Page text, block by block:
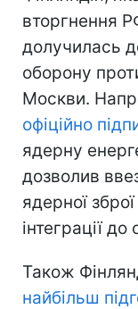
вторгнення
долучилась
оборону
Москви.
офіційно
ядерну
дозволив
ядерної
інтеграції
Також
найбільш